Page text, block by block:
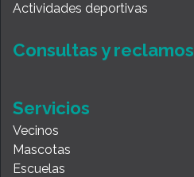
Actividades deportivas
Consultas y reclamos
Servicios
Vecinos
Mascotas
Escuelas